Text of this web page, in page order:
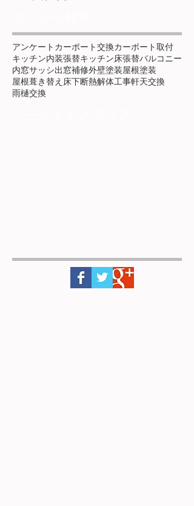
アンケート カーポート交換カーポート取付
キッチン内装張替キッチン床張替バルコニー
内窓サッシ出窓補修外壁塗装屋根塗装
屋根葺き替え 床下断熱解体工事軒天交換
雨樋交換